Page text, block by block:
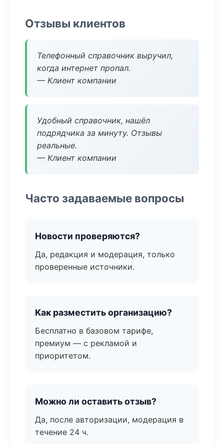
Отзывы клиентов
Телефонный справочник выручил,
когда интернет пропал.
— Клиент компании
Удобный справочник, нашёл
подрядчика за минуту. Отзывы
реальные.
— Клиент компании
Часто задаваемые вопросы
Новости проверяются?
Да, редакция и модерация, только
проверенные источники.
Как разместить организацию?
Бесплатно в базовом тарифе,
премиум — с рекламой и
приоритетом.
Можно ли оставить отзыв?
Да, после авторизации, модерация в
течение 24 ч.